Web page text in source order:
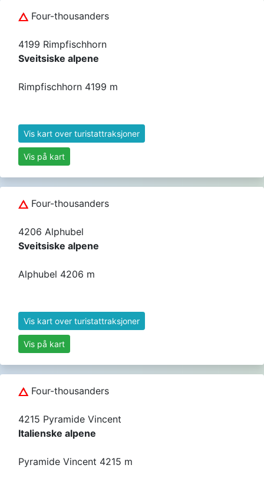
Four-thousanders
4199 Rimpfischhorn
Sveitsiske alpene
Rimpfischhorn 4199 m
Vis kart over turistattraksjoner
Vis på kart
Four-thousanders
4206 Alphubel
Sveitsiske alpene
Alphubel 4206 m
Vis kart over turistattraksjoner
Vis på kart
Four-thousanders
4215 Pyramide Vincent
Italienske alpene
Pyramide Vincent 4215 m